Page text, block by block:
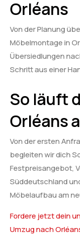
Orléans
Von der Planung
Möbelmontage in
Übersiedlungen
Schritt aus einer
So läuft
Orléans
Von der ersten
begleiten wir dich
Festpreisangebot,
Süddeutschland
Möbelaufbau am
Fordere jetzt dein
Umzug nach